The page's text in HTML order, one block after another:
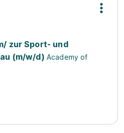
zur Sport- und
(m/w/d) Academy of